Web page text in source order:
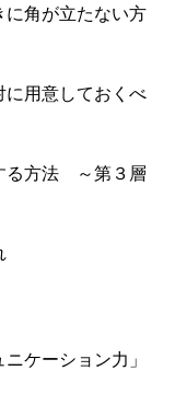
に角が立たない方
に用意しておくべ
る方法 ～第３層
ケーション力」